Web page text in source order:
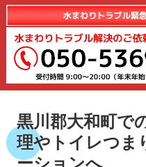
黒川郡大和町で
理やトイレつま
ーションへ